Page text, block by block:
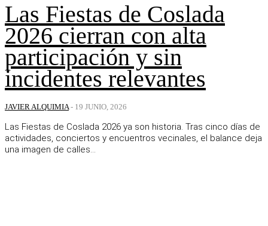
Las Fiestas de Coslada
2026 cierran con alta
participación y sin
incidentes relevantes
JAVIER ALQUIMIA - 19 JUNIO, 2026
Las Fiestas de Coslada 2026 ya son historia. Tras cinco días de
actividades, conciertos y encuentros vecinales, el balance deja
una imagen de calles...